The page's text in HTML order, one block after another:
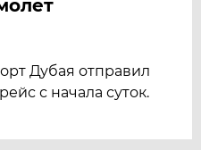
Дубая отправил
с начала суток.